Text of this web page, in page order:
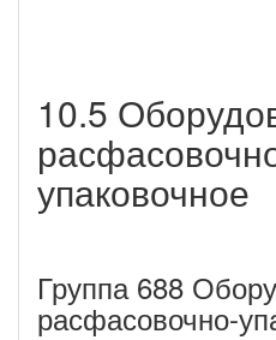
10.5
упаковочное
Группа 688
расфасовочно-